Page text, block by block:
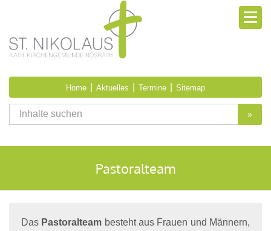
Home Aktuelles Termine Sitemap
»
Pastoralteam
Das Pastoralteam besteht aus Frauen und Männern,